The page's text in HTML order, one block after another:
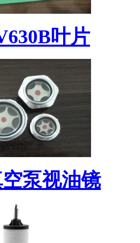
叶片
泵视油镜